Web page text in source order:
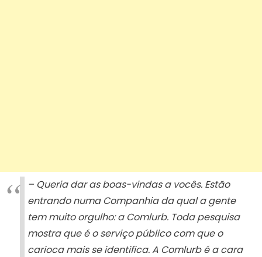
– Queria dar as boas-vindas a vocês. Estão
entrando numa Companhia da qual a gente
tem muito orgulho: a Comlurb. Toda pesquisa
mostra que é o serviço público com que o
carioca mais se identifica. A Comlurb é a cara